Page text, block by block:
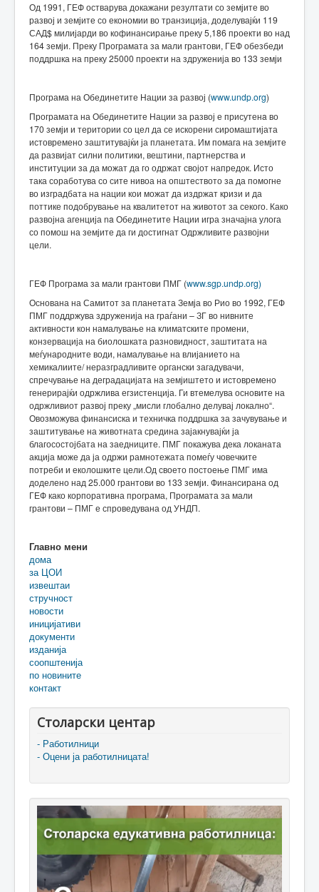
Од 1991, ГЕФ остварува докажани резултати со земјите во
развој и земјите со економии во транзиција, доделувајќи 119
САД$ милијарди во кофинансирање преку 5,186 проекти во над
164 земји. Преку Програмата за мали грантови, ГЕФ обезбеди
поддршка на преку 25000 проекти на здруженија во 133 земји
Програма на Обединетите Нации за развој (www.undp.org)
Програмата на Обединетите Нации за развој е присутенa во
170 земји и територии со цел да се искорени сиромаштијата
истовремено заштитувајќи ја планетата. Им помага на земјите
да развијат силни политики, вештини, партнерства и
институции за да можат да го одржат својот напредок. Исто
така соработува со сите нивоа на општеството за да помогне
во изградбата на нации кои можат да издржат кризи и да
поттике подобрување на квалитетот на животот за секого. Како
развојна агенција na Обединетите Нации игра значајна улога
со помош на земјите да ги достигнат Одржливите развојни
цели.
ГЕФ Програма за мали грантови ПМГ (www.sgp.undp.org)
Основана на Самитот за планетата Земја во Рио во 1992, ГЕФ
ПМГ поддржува здруженија на граѓани – ЗГ во нивните
активности кон намалување на климатските промени,
конзервација на биолошката разновидност, заштитата на
меѓународните води, намалување на влијанието на
хемикалиите/ неразградливите органски загадувачи,
спречување на деградацијата на земјиштето и истовремено
генерирајќи одржлива егзистенција. Ги втемелува основите на
одржливиот развој преку „мисли глобално делувај локално“.
Овозможува финансиска и техничка поддршка за зачувување и
заштитување на животната средина зајакнувајќи ја
благосостојбата на заедниците. ПМГ покажува дека локаната
акција може да ја одржи рамнотежата помеѓу човечките
потреби и еколошките цели.Од своето постоење ПМГ има
доделено над 25.000 грантови во 133 земји. Финансирана од
ГЕФ како корпоративна програма, Програмата за мали
грантови – ПМГ е спроведувана од УНДП.
Главно мени
дома
за ЦОИ
извештаи
стручност
новости
иницијативи
документи
изданија
соопштенија
по новините
контакт
Столарски центар
- Работилници
- Оцени ја работилницата!